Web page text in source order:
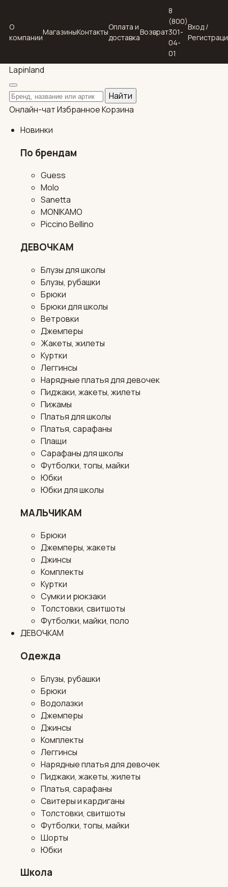
О
компании
МагазиныКонтакты
Оплата и
доставка
Возврат
8
(800)
301-
04-
01
Вход /
Lapinland
Поиск по каталогу
Найти
Онлайн-чатИзбранноеКорзина
Новинки
По брендам
Guess
Molo
Sanetta
MONIKAMO
Piccino Bellino
ДЕВОЧКАМ
Блузы для школы
Блузы, рубашки
Брюки
Брюки для школы
Ветровки
Джемперы
Жакеты, жилеты
Куртки
Леггинсы
Нарядные платья для девочек
Пиджаки, жакеты, жилеты
Пижамы
Платья для школы
Платья, сарафаны
Плащи
Сарафаны для школы
Футболки, топы, майки
Юбки
Юбки для школы
МАЛЬЧИКАМ
Брюки
Джемперы, жакеты
Джинсы
Комплекты
Куртки
Сумки и рюкзаки
Толстовки, свитшоты
Футболки, майки, поло
ДЕВОЧКАМ
Одежда
Блузы, рубашки
Брюки
Водолазки
Джемперы
Джинсы
Комплекты
Леггинсы
Нарядные платья для девочек
Пиджаки, жакеты, жилеты
Платья, сарафаны
Свитеры и кардиганы
Толстовки, свитшоты
Футболки, топы, майки
Шорты
Юбки
Школа